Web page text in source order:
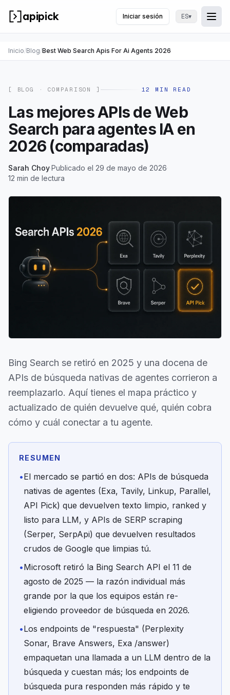
apipick Iniciar sesión ES▾
Inicio/Blog/Best Web Search Apis For Ai Agents 2026
[ BLOG ·COMPARISON ] 12 MIN READ
Las mejores APIs de Web
Search para agentes IA en
2026 (comparadas)
Sarah Choy·Publicado el 29 de mayo de 2026·
12 min de lectura
Bing Search se retiró en 2025 y una docena de
APIs de búsqueda nativas de agentes corrieron a
reemplazarlo. Aquí tienes el mapa práctico y
actualizado de quién devuelve qué, quién cobra
cómo y cuál conectar a tu agente.
RESUMEN
•El mercado se partió en dos: APIs de búsqueda
nativas de agentes (Exa, Tavily, Linkup, Parallel,
API Pick) que devuelven texto limpio, ranked y
listo para LLM, y APIs de SERP scraping
(Serper, SerpApi) que devuelven resultados
crudos de Google que limpias tú.
•Microsoft retiró la Bing Search API el 11 de
agosto de 2025 — la razón individual más
grande por la que los equipos están re-
eligiendo proveedor de búsqueda en 2026.
•Los endpoints de "respuesta" (Perplexity
Sonar, Brave Answers, Exa /answer)
empaquetan una llamada a un LLM dentro de la
búsqueda y cuestan más; los endpoints de
búsqueda pura responden más rápido y te